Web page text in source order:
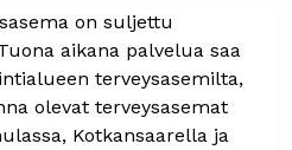
on suljettu
aikana palvelua saa
terveysasemilta,
olevat terveysasemat
Kotkansaarella ja